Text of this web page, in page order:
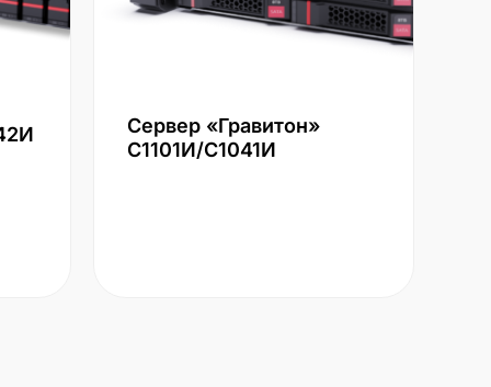
Сервер «Гравитон»
С1101И/С1041И